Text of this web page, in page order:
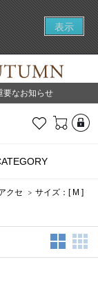
表示
要なお知らせ
お気に入り
クセ サイズ：[ M ]
2列表示